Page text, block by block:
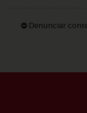
Denunciar